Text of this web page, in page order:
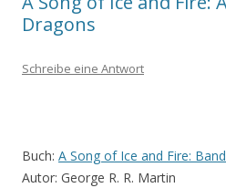
Dragons
Schreibe eine Antwort
Buch: A Song of Ice and Fire:
Autor: George R. R. Martin